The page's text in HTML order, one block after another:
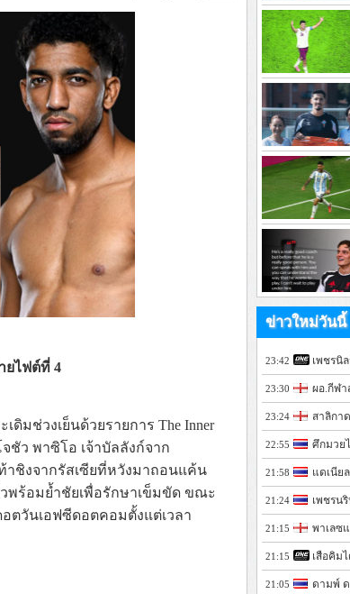
ยไฟต์ที่ 4
มช่วงเย็นด้วยรายการ The Inner
ชัว พาซิโอ เจ้าบัลลังก์จาก
าชิงจากรัสเซียที่หวังมาถอนแค้น
พร้อมย้ำชัยเพื่อรักษาเข็มขัด ขณะ
ตวันเอฟซีดอตคอมตั้งแต่เวลา
ข่าวใหม่วันนี้
23:42 เพชรนิ
23:30 ผอ.กีฬา
23:24 สาลิกา
22:55 ศึกมวย
21:58 แดเนีย
21:24 เพชรน
21:15 พาเลซ
21:15 เสือคิม
21:05 ดามพ์